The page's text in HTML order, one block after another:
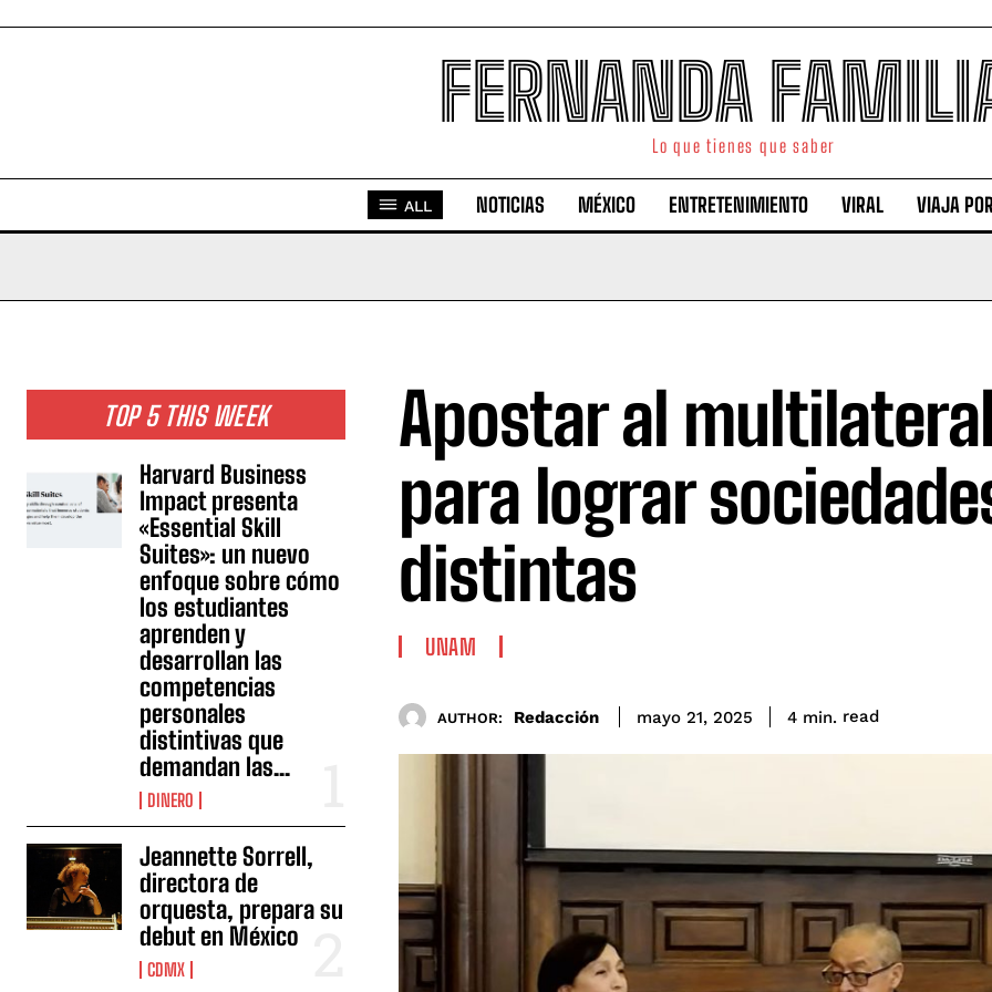
FERNANDA
Lo que tienes que saber
ALL NOTICIAS MÉXICO ENTRETENIMIENTO VIRAL VIAJA
TOP 5 THIS WEEK
Harvard Business
Impact presenta
«Essential Skill
Suites»: un nuevo
enfoque sobre cómo
los estudiantes
aprenden y
desarrollan las
competencias
personales
distintivas que
demandan las...
DINERO
Jeannette Sorrell,
directora de
orquesta, prepara su
debut en México
CDMX
Apostar al
para lograr
distintas
UNAM
AUTHOR: Redacción mayo 21, 2025 4 min. read